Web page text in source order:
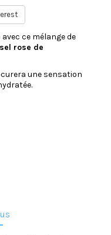
avec ce mélange de
rose de
une sensation